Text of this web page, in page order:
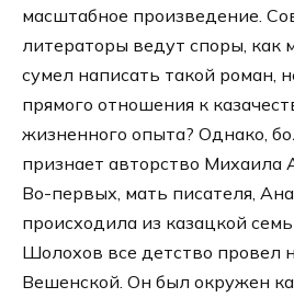
масштабное произведение.
литераторы ведут споры,
сумел написать такой роман,
прямого отношения к
жизненного опыта? Однако,
признает авторство Михаила
Во-первых, мать писателя,
происходила из казацкой
Шолохов все детство провел
Вешенской. Он был окружен